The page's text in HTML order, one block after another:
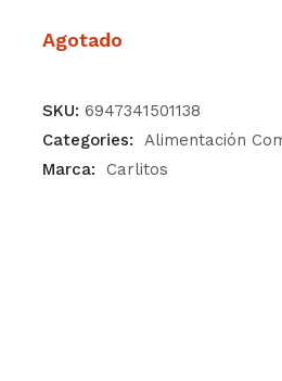
Agotado
SKU: 6947341501138
Categories:
Alimentación
Marca:
Carlitos